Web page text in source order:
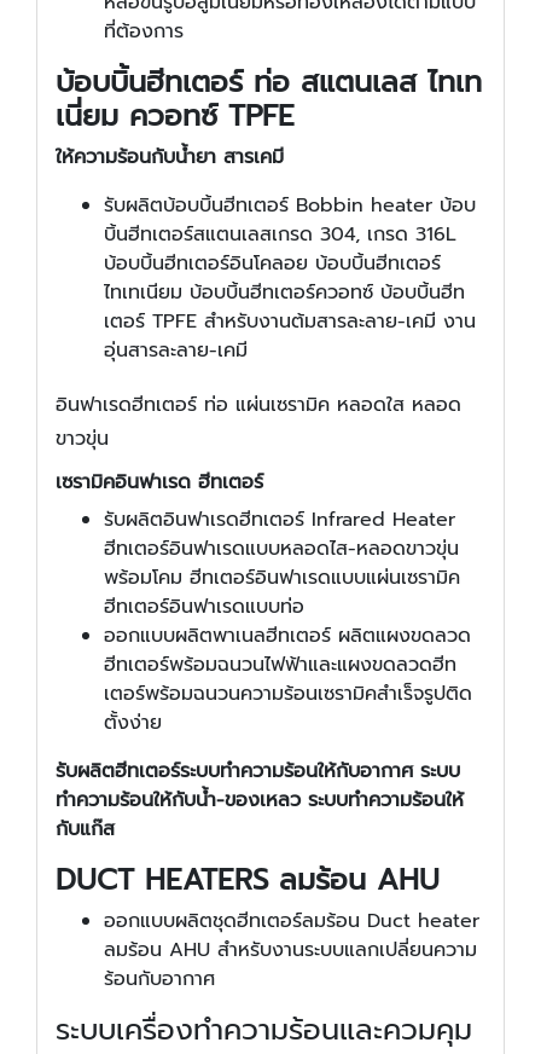
ที่ต้องการ
บ้อบบิ้นฮีทเตอร์ ท่อ สแตนเลส ไทเท
เนี่ยม ควอทซ์ TPFE
ให้ความร้อนกับน้ำยา สารเคมี
รับผลิตบ้อบบิ้นฮีทเตอร์ Bobbin heater บ้อบ
บิ้นฮีทเตอร์สแตนเลสเกรด 304, เกรด 316L
บ้อบบิ้นฮีทเตอร์อินโคลอย บ้อบบิ้นฮีทเตอร์
ไทเทเนียม บ้อบบิ้นฮีทเตอร์ควอทซ์ บ้อบบิ้นฮีท
เตอร์ TPFE สำหรับงานต้มสารละลาย-เคมี งาน
อุ่นสารละลาย-เคมี
อินฟาเรดฮีทเตอร์ ท่อ แผ่นเซรามิค หลอดใส หลอด
ขาวขุ่น
เซรามิคอินฟาเรด ฮีทเตอร์
รับผลิตอินฟาเรดฮีทเตอร์ Infrared Heater
ฮีทเตอร์อินฟาเรดแบบหลอดไส-หลอดขาวขุ่น
พร้อมโคม ฮีทเตอร์อินฟาเรดแบบแผ่นเซรามิค
ฮีทเตอร์อินฟาเรดแบบท่อ
ออกแบบผลิตพาเนลฮีทเตอร์ ผลิตแผงขดลวด
ฮีทเตอร์พร้อมฉนวนไฟฟ้าและแผงขดลวดฮีท
เตอร์พร้อมฉนวนความร้อนเซรามิคสำเร็จรูปติด
ตั้งง่าย
รับผลิตฮีทเตอร์ระบบทำความร้อนให้กับอากาศ ระบบ
ทำความร้อนให้กับน้ำ-ของเหลว ระบบทำความร้อนให้
กับแก๊ส
DUCT HEATERS ลมร้อน AHU
ออกแบบผลิตชุดฮีทเตอร์ลมร้อน Duct heater
ลมร้อน AHU สำหรับงานระบบแลกเปลี่ยนความ
ร้อนกับอากาศ
ระบบเครื่องทำความร้อนและควมคุม